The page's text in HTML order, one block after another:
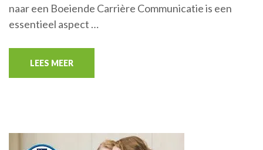
naar een Boeiende Carrière Communicatie is een
essentieel aspect …
LEES MEER